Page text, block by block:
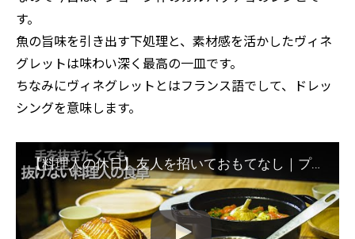
す。
魚の旨味を引き出す下処理と、素材感を活かしたヴィネ
グレットは味わい深く最高の一皿です。
ちなみにヴィネグレットとはフランス語でして、ドレッ
シングを意味します。
【料理人の休日】友人を招いておもてなし｜プロの連携で作るおうちフレンチ４品